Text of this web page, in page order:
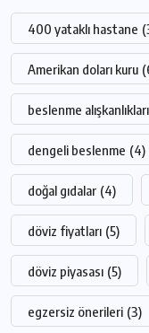
400 yataklı hastane
Amerikan doları kuru
beslenme alışkanlıkları
dengeli beslenme (4)
doğal gıdalar (4)
döviz fiyatları (5)
döviz piyasası (5)
egzersiz önerileri (3)